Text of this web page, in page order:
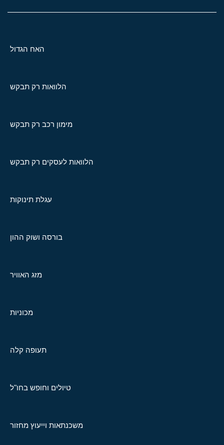
האח הגדול
הלוואות רק תבקש
מימון רכב רק תבקש
הלוואות לעסקים רק תבקש
עגלת תינוקות
בורסה ושוק ההון
מזג האוויר
מכוניות
תעופה קלה
טיולים וחופש בחו"ל
משכנתאות וייעוץ מחזור